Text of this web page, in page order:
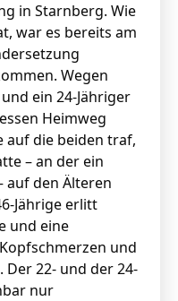
in Starnberg. Wie
war es bereits am
Wegen
ein 24-Jähriger
Heimweg
auf die beiden traf,
– an der ein
auf den Älteren
Jährige erlitt
und eine
und
Der 22- und der 24-
nur